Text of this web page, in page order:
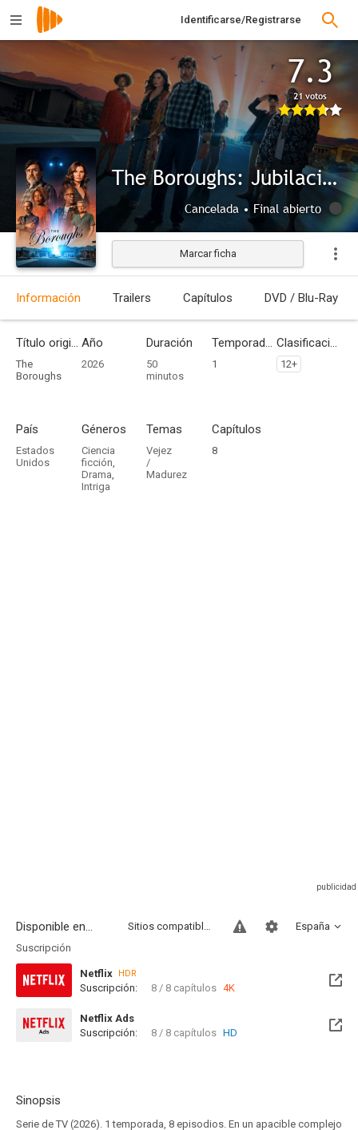
Identificarse/Registrarse
7.3
21 votos
The Boroughs: Jubilación rebelde
Cancelada • Final abierto
Marcar ficha
Información Trailers Capítulos DVD / Blu-Ray
Título original
The
Boroughs
Año
2026
Duración
50
minutos
Temporadas
1
Clasificación por edades
12+
País
Estados
Unidos
Géneros
Ciencia
ficción,
Drama,
Intriga
Temas
Vejez
/
Madurez
Capítulos
8
Disponible en... España
Sitios compatibles
Suscripción
Netflix HDR
Suscripción: 8 / 8 capítulos 4K
Netflix Ads
Suscripción:
8 / 8 capítulos HD
Sinopsis
Serie de TV (2026). 1 temporada, 8 episodios. En un apacible complejo